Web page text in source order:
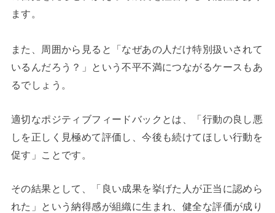
ます。
また、周囲から見ると「なぜあの人だけ特別扱いされて
いるんだろう？」という不平不満につながるケースもあ
るでしょう。
適切なポジティブフィードバックとは、「行動の良し悪
しを正しく見極めて評価し、今後も続けてほしい行動を
促す」ことです。
その結果として、「良い成果を挙げた人が正当に認めら
れた」という納得感が組織に生まれ、健全な評価が成り